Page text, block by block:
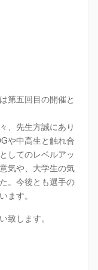
第五回目の開催と
、先生方誠にあり
や中高生と触れ合
してのレベルアッ
気や、大学生の気
。今後とも選手の
ます。
致します。